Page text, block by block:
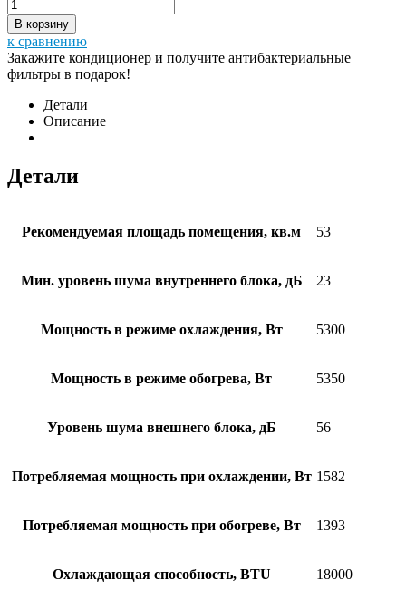
В корзину
к сравнению
Закажите кондиционер и получите антибактериальные
фильтры в подарок!
Детали
Описание
Детали
Рекомендуемая площадь помещения, кв.м 53
Мин. уровень шума внутреннего блока, дБ 23
Мощность в режиме охлаждения, Вт 5300
Мощность в режиме обогрева, Вт 5350
Уровень шума внешнего блока, дБ 56
Потребляемая мощность при охлаждении, Вт 1582
Потребляемая мощность при обогреве, Вт 1393
Охлаждающая способность, BTU 18000